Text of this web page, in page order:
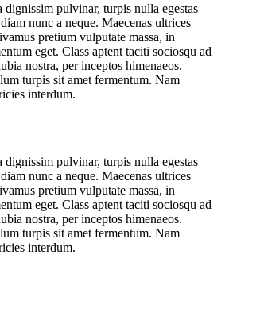
dignissim pulvinar, turpis nulla egestas
nunc a neque. Maecenas ultrices
pretium vulputate massa, in
eget. Class aptent taciti sociosqu ad
nostra, per inceptos himenaeos.
turpis sit amet fermentum. Nam
interdum.
dignissim pulvinar, turpis nulla egestas
nunc a neque. Maecenas ultrices
pretium vulputate massa, in
eget. Class aptent taciti sociosqu ad
nostra, per inceptos himenaeos.
turpis sit amet fermentum. Nam
interdum.